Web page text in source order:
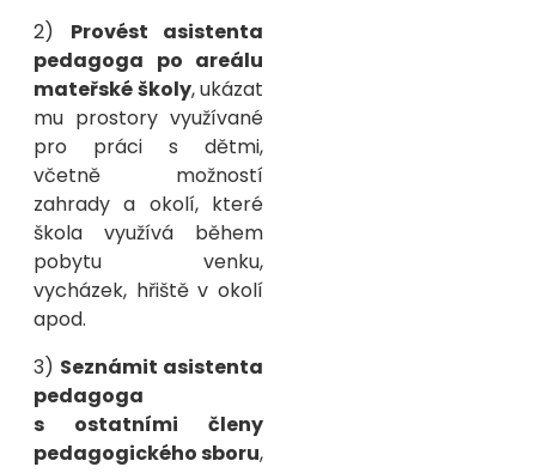
2) Provést asistenta
pedagoga po areálu
mateřské školy, ukázat
mu prostory využívané
pro práci s dětmi,
včetně možností
zahrady a okolí, které
škola využívá během
pobytu venku,
vycházek, hřiště v okolí
apod.
3) Seznámit asistenta
pedagoga
s ostatními členy
pedagogického sboru,